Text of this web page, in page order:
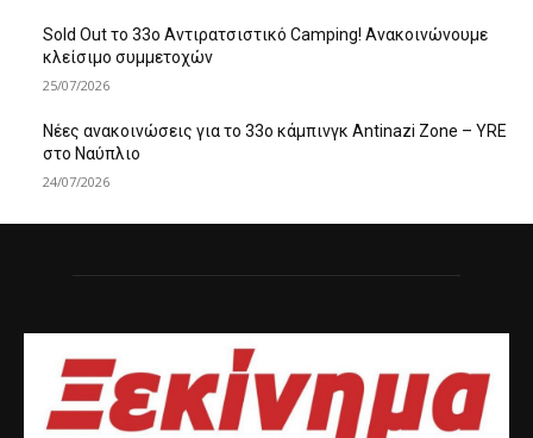
Sold Out το 33ο Αντιρατσιστικό Camping! Ανακοινώνουμε
κλείσιμο συμμετοχών
25/07/2026
Νέες ανακοινώσεις για το 33ο κάμπινγκ Antinazi Zone – YRE
στο Ναύπλιο
24/07/2026